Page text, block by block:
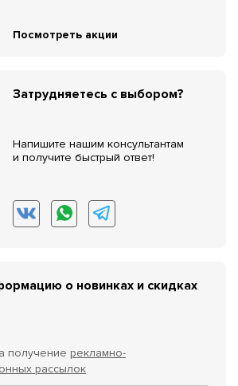
Посмотреть акции
Затрудняетесь с выбором?
Напишите нашим консультантам
и получите быстрый ответ!
о новинках и скидках
получение рекламно-
рассылок